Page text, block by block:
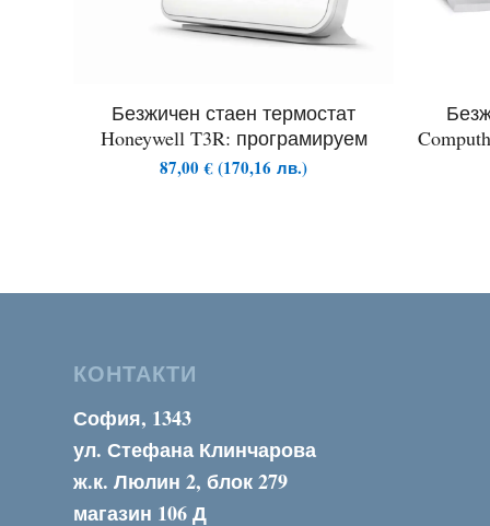
Безжичен стаен термостат
Honeywell T3R: програмируем
87,00€(170,16лв.)
КОНТАКТИ
София, 1343
ул. Стефана Клинчарова
ж.к. Люлин 2, блок 279
магазин 106 Д